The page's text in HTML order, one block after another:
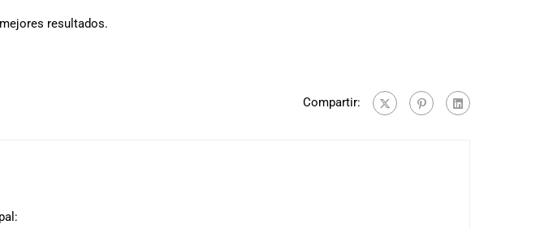
resultados.
Compartir: